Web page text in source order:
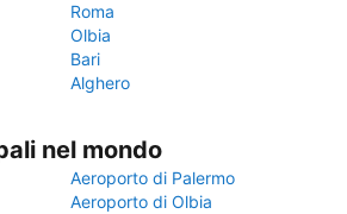
Roma
Olbia
Bari
Alghero
nel mondo
Aeroporto di Palermo
Aeroporto di Olbia